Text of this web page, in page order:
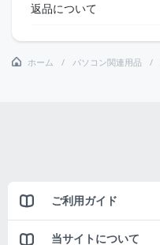
返品について
ホーム パソコン関連用品
ご利用ガイド
当サイトについて